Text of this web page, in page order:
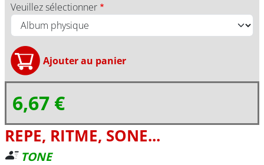
Veuillez sélectionner
6,67 €
REPE, RITME, SONE...
TONE